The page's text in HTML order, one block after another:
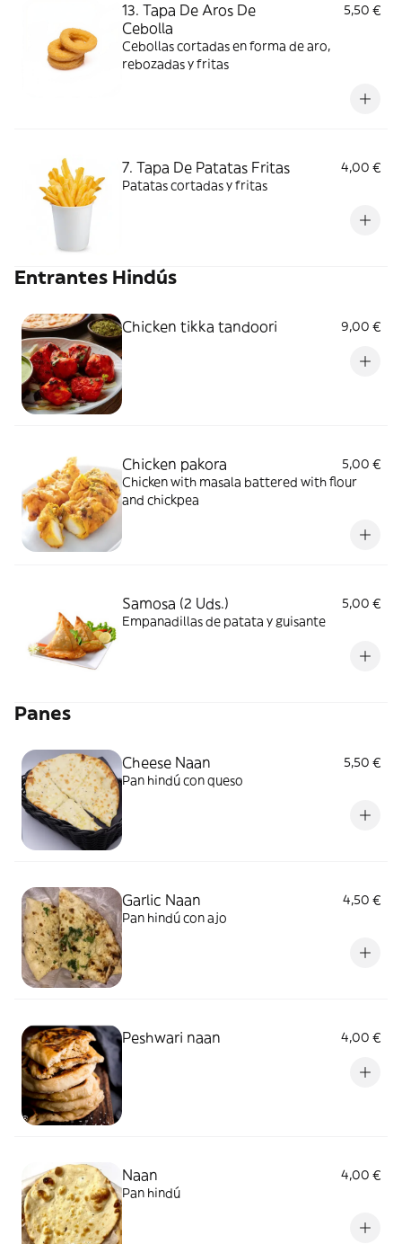
13. Tapa De Aros De
Cebolla
5,50 €
Cebollas cortadas en forma de aro,
rebozadas y fritas
7. Tapa De Patatas Fritas
4,00 €
Patatas cortadas y fritas
Entrantes Hindús
Chicken tikka tandoori 9,00 €
Chicken pakora
5,00 €
Chicken with masala battered with flour
and chickpea
Samosa (2 Uds.)
5,00 €
Empanadillas de patata y guisante
Panes
Cheese Naan
5,50 €
Pan hindú con queso
Garlic Naan
4,50 €
Pan hindú con ajo
Peshwari naan 4,00 €
Naan
4,00 €
Pan hindú